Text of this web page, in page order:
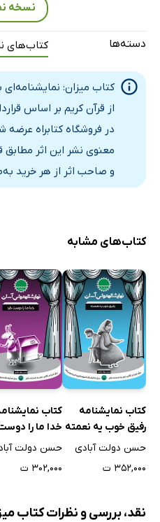
نسخه
دسته‌ها کتاب‌های
کتاب میزان: نمایشنامه‌ای
از قرآن کریم بر اساس
در فروشگاه کتابراه
معنوی نشر این اثر مطابق
و صاحب اثر از هر خرید
کتاب‌های مشابه
کتاب نمایشنامه
رفیق خوب یه نعمته
حسن دولت آبادی
۳۵۲,۰۰۰ ت
کتاب
خدا ما را
حسن دولت
۳۰۲,۰۰۰ ت
نقد، بررسی و نظرات کتاب